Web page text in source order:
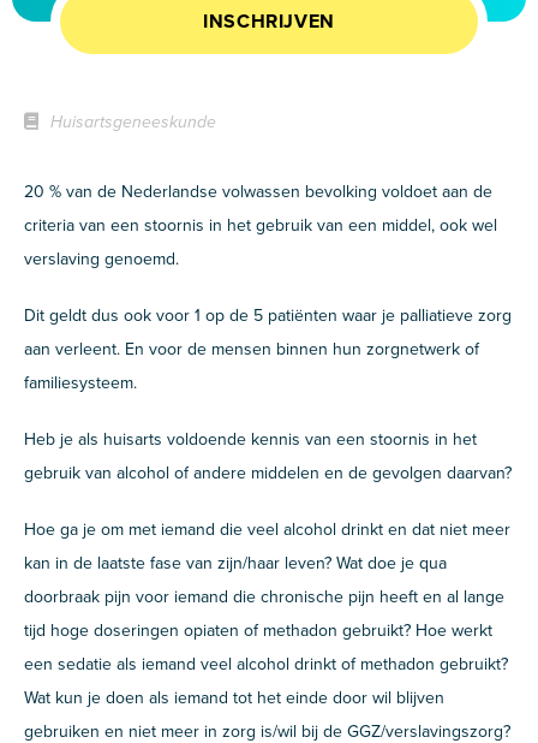
INSCHRIJVEN
Huisartsgeneeskunde
20 % van de Nederlandse volwassen bevolking voldoet aan de
criteria van een stoornis in het gebruik van een middel, ook wel
verslaving genoemd.
Dit geldt dus ook voor 1 op de 5 patiënten waar je palliatieve zorg
aan verleent. En voor de mensen binnen hun zorgnetwerk of
familiesysteem.
Heb je als huisarts voldoende kennis van een stoornis in het
gebruik van alcohol of andere middelen en de gevolgen daarvan?
Hoe ga je om met iemand die veel alcohol drinkt en dat niet meer
kan in de laatste fase van zijn/haar leven? Wat doe je qua
doorbraak pijn voor iemand die chronische pijn heeft en al lange
tijd hoge doseringen opiaten of methadon gebruikt? Hoe werkt
een sedatie als iemand veel alcohol drinkt of methadon gebruikt?
Wat kun je doen als iemand tot het einde door wil blijven
gebruiken en niet meer in zorg is/wil bij de GGZ/verslavingszorg?